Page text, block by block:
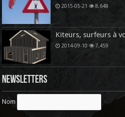
2015-05-21 8,648
Kiteurs, surfeurs à
2014-09-10 7,459
Newsletters
Nom